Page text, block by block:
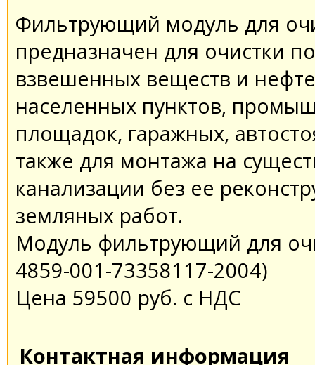
Фильтрующий модуль для
предназначен для очистки
взвешенных веществ и
населенных пунктов,
площадок, гаражных,
также для монтажа на
канализации без ее
земляных работ.
Модуль фильтрующий для
4859-001-73358117-2004)
Цена 59500 руб. с НДС
Контактная информация